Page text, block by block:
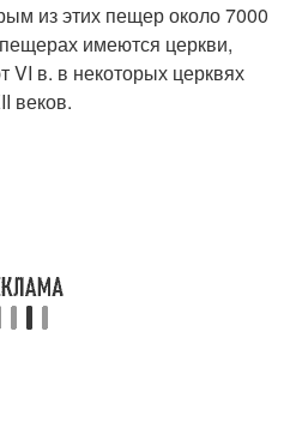
из этих пещер около 7000
имеются церкви,
VI в. в некоторых церквях
веков.